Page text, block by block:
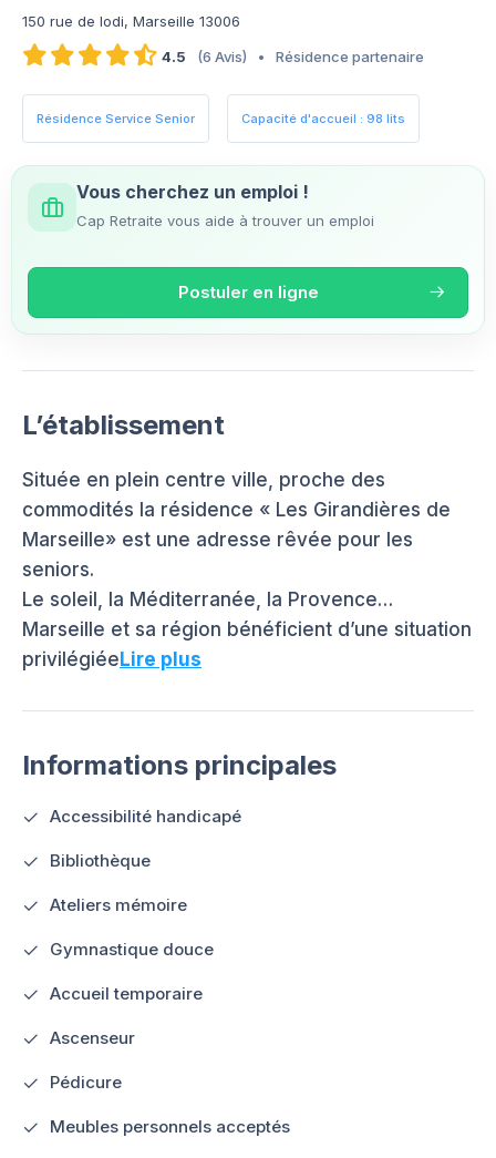
150 rue de lodi, Marseille 13006
4.5
(6 Avis) • Résidence partenaire
Résidence Service Senior Capacité d'accueil : 98 lits
Vous cherchez un emploi !
Cap Retraite vous aide à trouver un emploi
Postuler en ligne
L’établissement
Située en plein centre ville, proche des
commodités la résidence « Les Girandières de
Marseille» est une adresse rêvée pour les
seniors.
Le soleil, la Méditerranée, la Provence…
Marseille et sa région bénéficient d’une situation
privilégiéeLire plus
Informations principales
Accessibilité handicapé
Bibliothèque
Ateliers mémoire
Gymnastique douce
Accueil temporaire
Ascenseur
Pédicure
Meubles personnels acceptés